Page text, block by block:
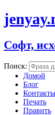
Софт,
Поиск:
Домой
Блог
Контакты
Печать
Править